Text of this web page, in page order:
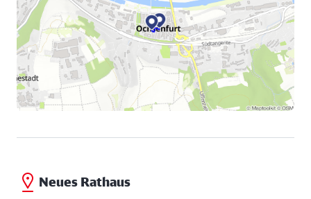
Das Thympanon zeigt in einem Relief, wie beim
jüngsten Gericht geschieden wird in jene, die
himmelwärts geführt und jene, die zum Weg in die
Hölle verdammt werden. In der Gruppe jener, die
den Weg in die Hölle antreten sind auch weltliche
und kirchliche Würdenträger und Mächtige zu sehen.
gefügt sind.
einen Pranger vorzuweisen hat. Es wurde in der
zweiten Hälfte des 15. Jahrhunderts gebaut.
Vom Kirchplatz und der Fachwerkhauszeile nach
rechts folgt Ihr der Hauptstraße und kommt direkt
auf das rote Gebäude, das „Neue Rathaus", zu.
Neues Rathaus